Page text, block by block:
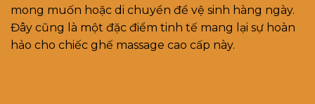
mong muốn hoặc di chuyển để vệ sinh hàng ngày.
Đây cũng là một đặc điểm tinh tế mang lại sự hoàn
hảo cho chiếc ghế massage cao cấp này.